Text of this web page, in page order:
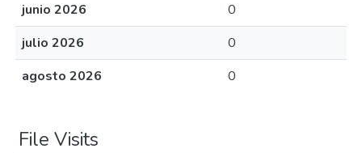
junio 2026
0
julio 2026
0
agosto 2026
0
File Visits